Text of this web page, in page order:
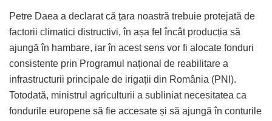
Petre Daea a declarat că țara noastră trebuie protejată de
factorii climatici distructivi, în așa fel încât producția să
ajungă în hambare, iar în acest sens vor fi alocate fonduri
consistente prin Programul național de reabilitare a
infrastructurii principale de irigații din România (PNI).
Totodată, ministrul agriculturii a subliniat necesitatea ca
fondurile europene să fie accesate și să ajungă în conturile